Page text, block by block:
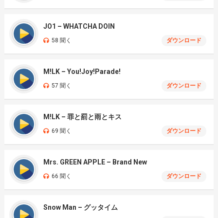
JO1 – WHATCHA DOIN
58 聞く ダウンロード
M!LK – You!Joy!Parade!
57 聞く ダウンロード
M!LK – 罪と罰と雨とキス
69 聞く ダウンロード
Mrs. GREEN APPLE – Brand New
66 聞く ダウンロード
Snow Man – グッタイム